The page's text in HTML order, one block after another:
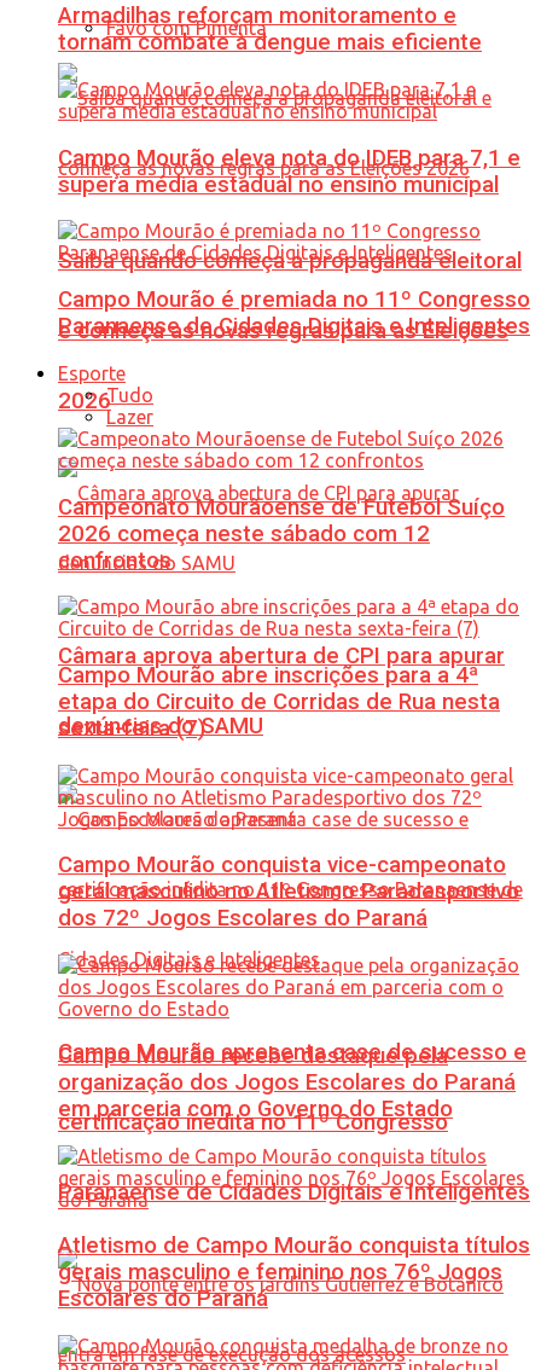
Favo com Pimenta
Saiba quando começa a propaganda eleitoral
e conheça as novas regras para as Eleições
2026
Câmara aprova abertura de CPI para apurar
denúncias do SAMU
Campo Mourão apresenta case de sucesso e
certificação inédita no 11º Congresso
Paranaense de Cidades Digitais e Inteligentes
Armadilhas reforçam monitoramento e
tornam combate à dengue mais eficiente
Campo Mourão eleva nota do IDEB para 7,1 e
supera média estadual no ensino municipal
Campo Mourão é premiada no 11º Congresso
Paranaense de Cidades Digitais e Inteligentes
Esporte
Tudo
Lazer
Campeonato Mourãoense de Futebol Suíço
2026 começa neste sábado com 12
confrontos
Campo Mourão abre inscrições para a 4ª
etapa do Circuito de Corridas de Rua nesta
sexta-feira (7)
Campo Mourão conquista vice-campeonato
geral masculino no Atletismo Paradesportivo
dos 72º Jogos Escolares do Paraná
Campo Mourão recebe destaque pela
organização dos Jogos Escolares do Paraná
em parceria com o Governo do Estado
Atletismo de Campo Mourão conquista títulos
gerais masculino e feminino nos 76º Jogos
Escolares do Paraná